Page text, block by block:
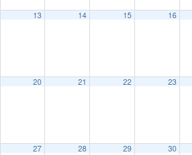
13 14 15 16
20 21 22 23
27 28 29 30